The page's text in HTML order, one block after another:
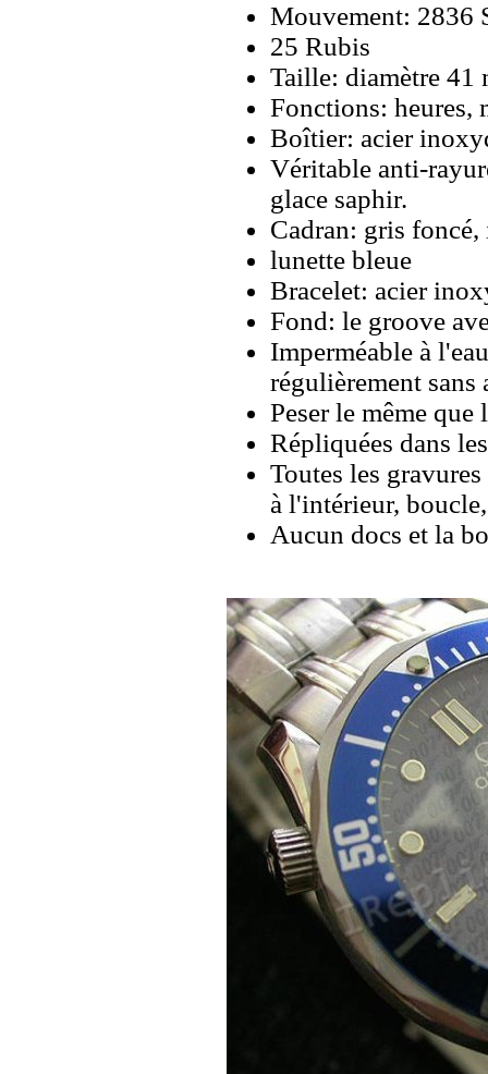
Mouvement: 2836
25 Rubis
Taille: diamètre 41
Fonctions: heures,
Boîtier: acier
Véritable anti-
glace saphir.
Cadran: gris
lunette bleue
Bracelet: acier
Fond: le groove
Imperméable à
régulièrement sans
Peser le même
Répliquées dans
Toutes les
à l'intérieur,
Aucun docs et la